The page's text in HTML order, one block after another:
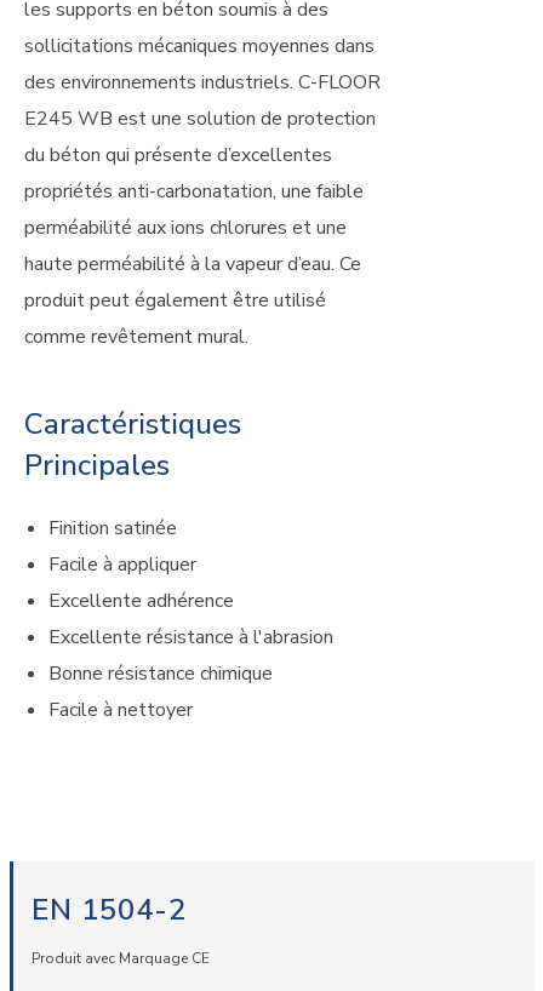
les supports en béton soumis à des
sollicitations mécaniques moyennes dans
des environnements industriels. C-FLOOR
E245 WB est une solution de protection
du béton qui présente d’excellentes
propriétés anti-carbonatation, une faible
perméabilité aux ions chlorures et une
haute perméabilité à la vapeur d’eau. Ce
produit peut également être utilisé
comme revêtement mural.
Caractéristiques
Principales
Finition satinée
Facile à appliquer
Excellente adhérence
Excellente résistance à l'abrasion
Bonne résistance chimique
Facile à nettoyer
EN 1504-2
Produit avec Marquage CE